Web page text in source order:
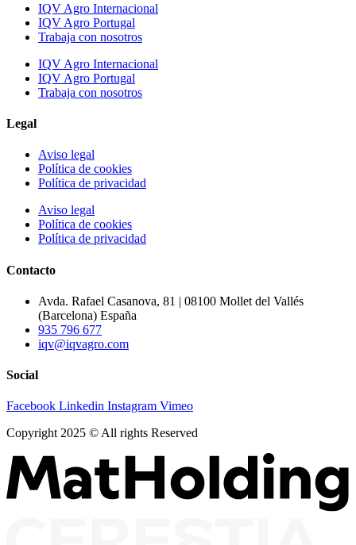
IQV Agro Internacional
IQV Agro Portugal
Trabaja con nosotros
IQV Agro Internacional
IQV Agro Portugal
Trabaja con nosotros
Legal
Aviso legal
Política de cookies
Política de privacidad
Aviso legal
Política de cookies
Política de privacidad
Contacto
Avda. Rafael Casanova, 81 | 08100 Mollet del Vallés
(Barcelona) España
935 796 677
iqv@iqvagro.com
Social
Facebook Linkedin Instagram Vimeo
Copyright 2025 © All rights Reserved